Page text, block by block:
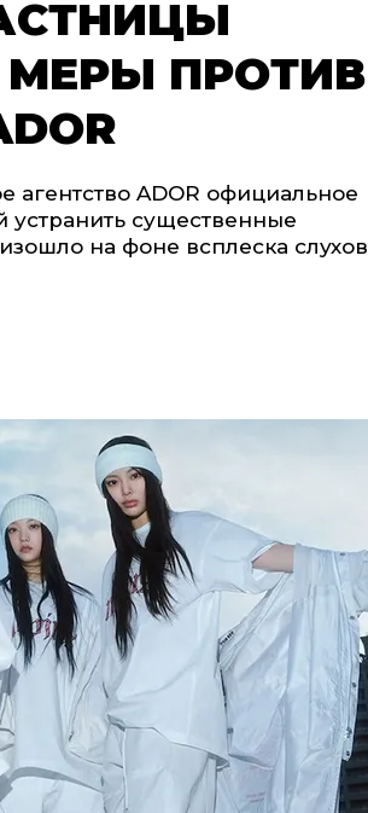
ПРОТИВ
агентство ADOR официальное
устранить существенные
на фоне всплеска слухов